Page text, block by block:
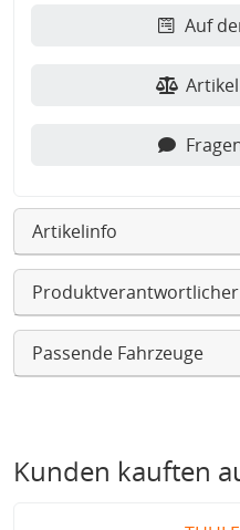
Auf
Artikelinfo
Produktverantwortlicher
Passende Fahrzeuge
Kunden kauften